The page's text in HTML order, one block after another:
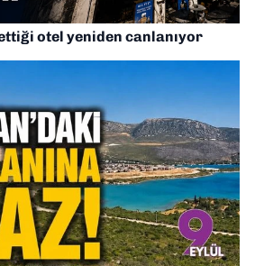
otel yeniden canlanıyor